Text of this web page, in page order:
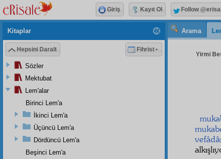
Arama
Yirmi
Kitaplar
Hepsini Daralt Fihrist
Sözler
Mektubat
Lem'alar
Birinci Lem'a
İkinci Lem'a
Üçüncü Lem'a
Dördüncü Lem'a
Beşinci Lem'a
Giriş Kayıt Ol Follow